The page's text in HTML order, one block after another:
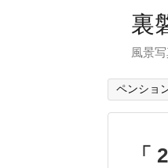
裏
風景
ペンショ